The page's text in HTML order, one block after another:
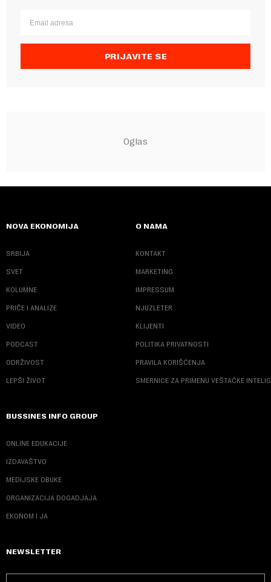
PRIJAVITE SE
NOVA EKONOMIJA
SRBIJA
SVET
KOLUMNE
PRIČE I ANALIZE
VIDEO
PODCAST
ODRŽIVOST
LEPŠI ŽIVOT
O NAMA
KONTAKT
MARKETING
IMPRESSUM
NJUZLETER
KLIJENTI
POLITIKA PRIVATNOSTI
PRAVILA KORIŠĆENJA
SMERNICE ZA PRIMENU VEŠTAČKE
BUSSINES INFO GROUP
ONLINE EDUKACIJE
IZDAVAŠTVO
MEDIJSKE OBUKE
ORGANIZACIJA DOGADJAJA
EKONOM I JA
NEWSLETTER